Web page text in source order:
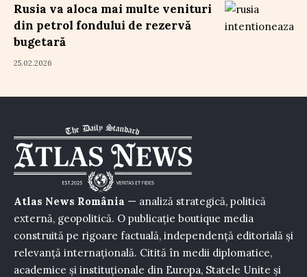
Rusia va aloca mai multe venituri
din petrol fondului de rezervă
bugetară
25.02.2026
Atlas News România — analiză strategică, politică
externă, geopolitică. O publicație boutique media
construită pe rigoare factuală, independență editorială și
relevanță internațională. Citită în medii diplomatice,
academice și instituționale din Europa, Statele Unite și